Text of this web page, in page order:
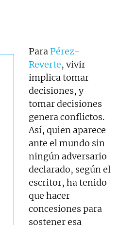
Para Pérez-
Reverte, vivir
implica tomar
decisiones, y
tomar decisiones
genera conflictos.
Así, quien aparece
ante el mundo sin
ningún adversario
declarado, según el
escritor, ha tenido
que hacer
concesiones para
sostener esa